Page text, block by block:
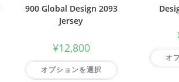
900 Global Design 2093
Jersey
¥12,800
オプションを選択
オ